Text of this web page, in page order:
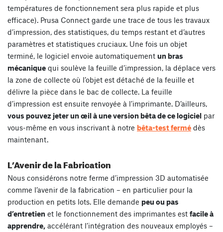
températures de fonctionnement sera plus rapide et plus
efficace). Prusa Connect garde une trace de tous les travaux
d’impression, des statistiques, du temps restant et d’autres
paramètres et statistiques cruciaux. Une fois un objet
terminé, le logiciel envoie automatiquement un bras
mécanique qui soulève la feuille d’impression, la déplace vers
la zone de collecte où l’objet est détaché de la feuille et
délivre la pièce dans le bac de collecte. La feuille
d’impression est ensuite renvoyée à l’imprimante. D’ailleurs,
vous pouvez jeter un œil à une version bêta de ce logiciel par
vous-même en vous inscrivant à notre bêta-test fermé dès
maintenant.
L’Avenir de la Fabrication
Nous considérons notre ferme d’impression 3D automatisée
comme l’avenir de la fabrication – en particulier pour la
production en petits lots. Elle demande peu ou pas
d’entretien et le fonctionnement des imprimantes est facile à
apprendre, accélérant l’intégration des nouveaux employés –